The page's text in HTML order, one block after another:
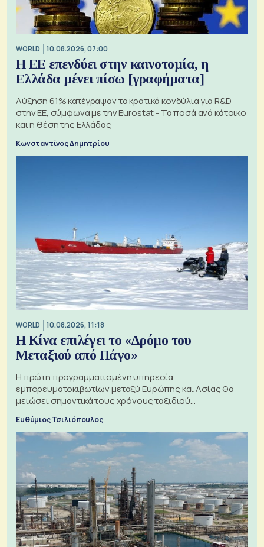
WORLD 10.08.2026, 07:00
Η ΕΕ επενδύει στην καινοτομία, η
Ελλάδα μένει πίσω [γραφήματα]
Αύξηση 61% κατέγραψαν τα κρατικά κονδύλια για R&D
στην ΕΕ, σύμφωνα με την Eurostat - Τα ποσά ανά κάτοικο
και η θέση της Ελλάδας
Κωνσταντίνος Δημητρίου
WORLD 10.08.2026, 11:18
Η Κίνα επιλέγει το «Δρόμο του
Μεταξιού από Πάγο»
Η πρώτη προγραμματισμένη υπηρεσία
εμπορευματοκιβωτίων μεταξύ Ευρώπης και Ασίας θα
μειώσει σημαντικά τους χρόνους ταξιδιού
χρησιμοποιώντας την Αρκτική ως πλωτή οδό
Ευθύμιος Τσιλιόπουλος